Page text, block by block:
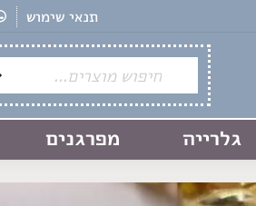
תנאי שימוש
גלרייה מפרגנים